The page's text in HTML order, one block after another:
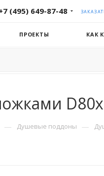
(495) 649-87-48
ПРОЕКТЫ КАК
— Душевые поддоны —